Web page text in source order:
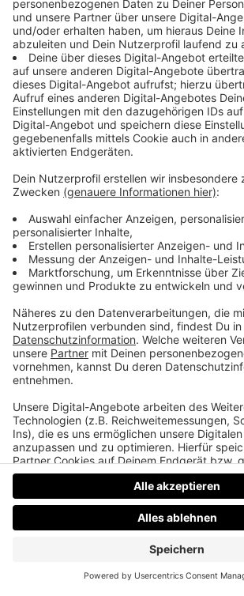
Bon Jovi, Michael Jackson
Hat Bon Jovi den Trick mit dem
wer von den „Friends“
echten Leben miteinander verwandt
singt Freddy Mercury am liebsten
DatenschutzImpressumAGBsJobs